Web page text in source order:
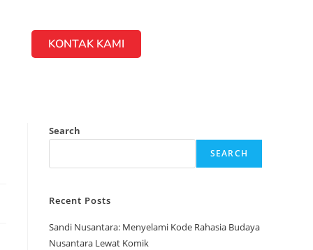
KONTAK KAMI
Search
SEARCH
Recent Posts
Sandi Nusantara: Menyelami Kode Rahasia Budaya
Nusantara Lewat Komik